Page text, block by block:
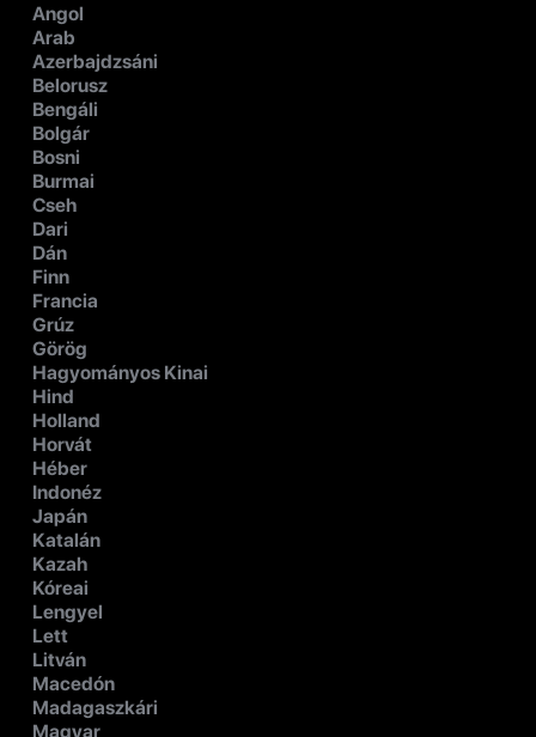
Angol
Arab
Azerbajdzsáni
Belorusz
Bengáli
Bolgár
Bosni
Burmai
Cseh
Dari
Dán
Finn
Francia
Grúz
Görög
Hagyományos Kinai
Hind
Holland
Horvát
Héber
Indonéz
Japán
Katalán
Kazah
Kóreai
Lengyel
Lett
Litván
Macedón
Madagaszkári
Magyar